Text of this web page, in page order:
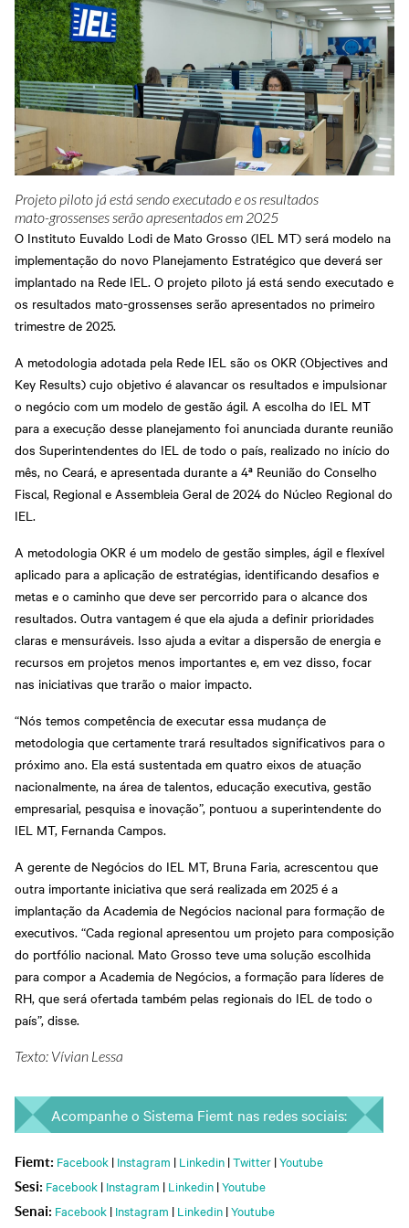
Projeto piloto já está sendo executado e os resultados
mato-grossenses serão apresentados em 2025
O Instituto Euvaldo Lodi de Mato Grosso (IEL MT) será modelo na
implementação do novo Planejamento Estratégico que deverá ser
implantado na Rede IEL. O projeto piloto já está sendo executado e
os resultados mato-grossenses serão apresentados no primeiro
trimestre de 2025.
A metodologia adotada pela Rede IEL são os OKR (Objectives and
Key Results) cujo objetivo é alavancar os resultados e impulsionar
o negócio com um modelo de gestão ágil. A escolha do IEL MT
para a execução desse planejamento foi anunciada durante reunião
dos Superintendentes do IEL de todo o país, realizado no início do
mês, no Ceará, e apresentada durante a 4ª Reunião do Conselho
Fiscal, Regional e Assembleia Geral de 2024 do Núcleo Regional do
IEL.
A metodologia OKR é um modelo de gestão simples, ágil e flexível
aplicado para a aplicação de estratégias, identificando desafios e
metas e o caminho que deve ser percorrido para o alcance dos
resultados. Outra vantagem é que ela ajuda a definir prioridades
claras e mensuráveis. Isso ajuda a evitar a dispersão de energia e
recursos em projetos menos importantes e, em vez disso, focar
nas iniciativas que trarão o maior impacto.
“Nós temos competência de executar essa mudança de
metodologia que certamente trará resultados significativos para o
próximo ano. Ela está sustentada em quatro eixos de atuação
nacionalmente, na área de talentos, educação executiva, gestão
empresarial, pesquisa e inovação”, pontuou a superintendente do
IEL MT, Fernanda Campos.
A gerente de Negócios do IEL MT, Bruna Faria, acrescentou que
outra importante iniciativa que será realizada em 2025 é a
implantação da Academia de Negócios nacional para formação de
executivos. “Cada regional apresentou um projeto para composição
do portfólio nacional. Mato Grosso teve uma solução escolhida
para compor a Academia de Negócios, a formação para líderes de
RH, que será ofertada também pelas regionais do IEL de todo o
país”, disse.
Texto: Vívian Lessa
Acompanhe o Sistema Fiemt nas redes sociais:
Fiemt: Facebook | Instagram | Linkedin |Twitter |Youtube
Sesi: Facebook | Instagram | Linkedin |Youtube
Senai: Facebook | Instagram | Linkedin |Youtube